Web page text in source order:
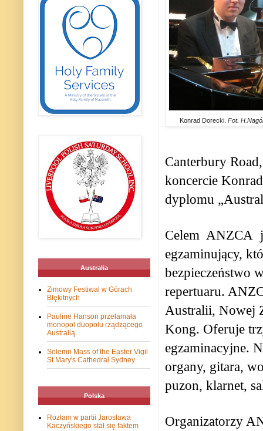
Konrad Dorecki. Fot.
Canterbury
koncercie
dyplomu
Celem ANZCA
egzaminujący,
bezpieczeństwo
repertuaru.
Australii, Nowej
Kong. Oferuje
egzaminacyjne.
organy, gitara,
puzon, klarnet,
Organizatorzy
Australia
Zimowy Festiwal w Górach
Błękitnych
Pauline Hanson przełamała
monopol duopolu rządzącego
Australią
Solemn Mass of the Easter Vigil
St Mary's Cathedral Sydney
Polska
Rozłam w partii Jarosława
Kaczyńskiego stał się faktem